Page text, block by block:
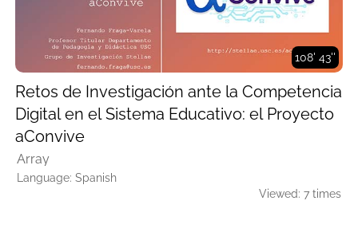
108' 43''
Retos de Investigación ante la Competencia
Digital en el Sistema Educativo: el Proyecto
aConvive
Array
Language: Spanish
Viewed: 7 times